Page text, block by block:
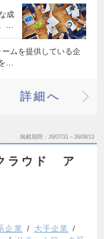
成
…
ムを提供している企
…
詳細へ
掲載期間 26/07/31～26/08/13
ラウド ア
企業
大手企業